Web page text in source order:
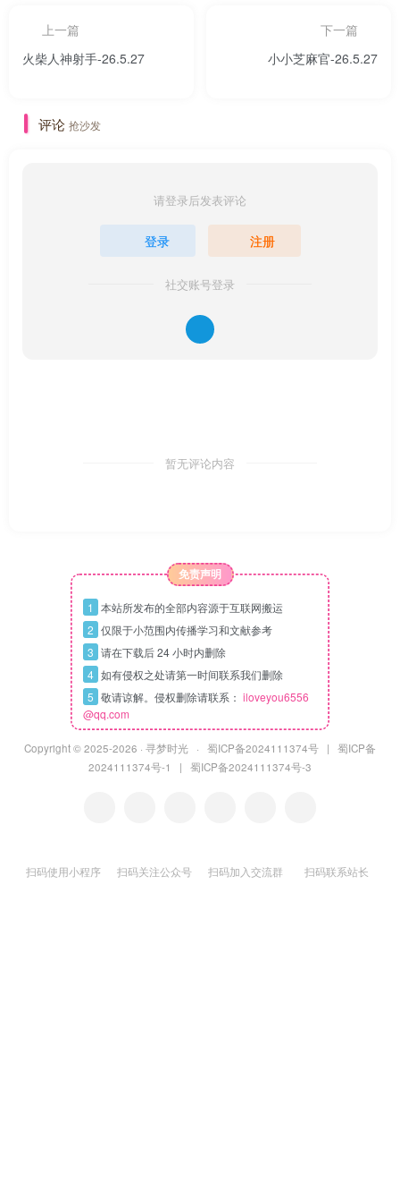
上一篇
火柴人神射手-26.5.27
下一篇
小小芝麻官-26.5.27
评论 抢沙发
请登录后发表评论
登录 注册
社交账号登录
暂无评论内容
免责声明
1 本站所发布的全部内容源于互联网搬运
2 仅限于小范围内传播学习和文献参考
3 请在下载后 24 小时内删除
4 如有侵权之处请第一时间联系我们删除
5 敬请谅解。侵权删除请联系： iloveyou6556
@qq.com
Copyright © 2025-2026 · 寻梦时光 · 蜀ICP备2024111374号 |
蜀ICP备
2024111374号-1
| 蜀ICP备2024111374号-3
扫码使用小程序 扫码关注公众号 扫码加入交流群 扫码联系站长